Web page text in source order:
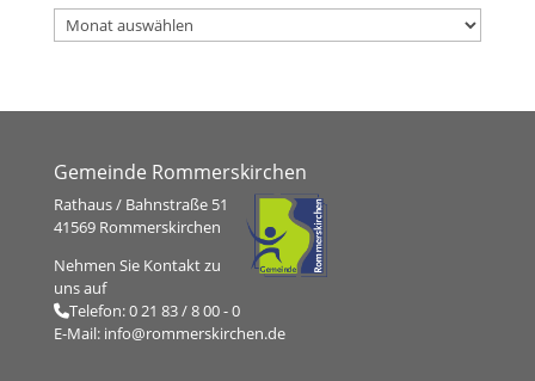
Archiv
Gemeinde Rommerskirchen
Rathaus / Bahnstraße 51
41569 Rommerskirchen
Nehmen Sie Kontakt zu
uns auf
Telefon:0 21 83 / 8 00 - 0
E-Mail: info@rommerskirchen.de